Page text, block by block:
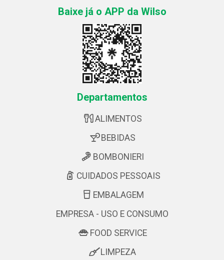
Baixe já o APP da Wilso
Departamentos
ALIMENTOS
BEBIDAS
BOMBONIERI
CUIDADOS PESSOAIS
EMBALAGEM
EMPRESA - USO E CONSUMO
FOOD SERVICE
LIMPEZA